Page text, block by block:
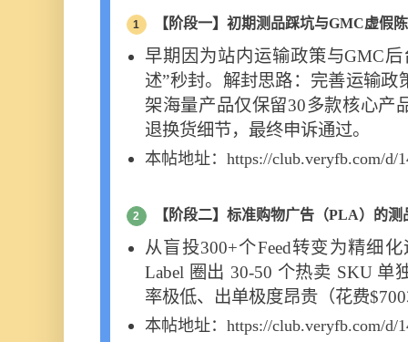
1 【阶段一】初期测品踩坑与GMC虚假
早期因为站内运输政策与GMC
述”秒封。解封思路：完善运输政
架海量产品仅保留30多款核心产
退换货细节，最终申诉通过。
本帖地址：https://club.veryfb.com/d/
2 【阶段二】标准购物广告（PLA）的测
从盲投300+个Feed转变为精细
Label 圈出 30-50 个热卖 SKU 单
率极低、出单极度昂贵（花费
本帖地址：https://club.veryfb.com/d/